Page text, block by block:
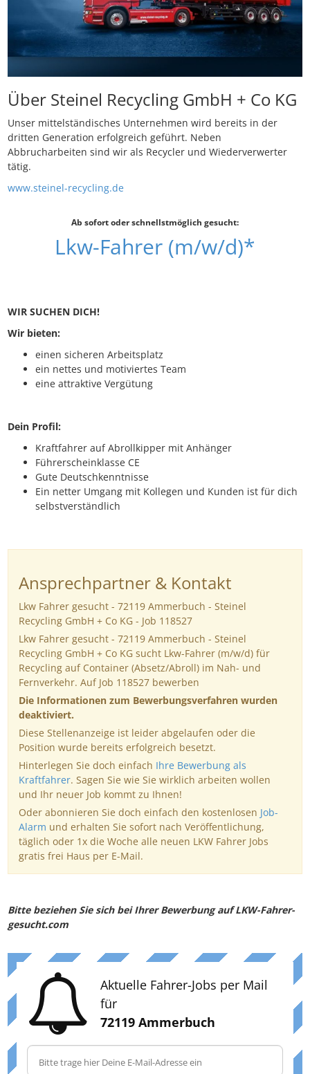
Über Steinel Recycling GmbH + Co KG
Unser mittelständisches Unternehmen wird bereits in der
dritten Generation erfolgreich geführt. Neben
Abbrucharbeiten sind wir als Recycler und Wiederverwerter
tätig.
www.steinel-recycling.de
Ab sofort oder schnellstmöglich gesucht:
Lkw-Fahrer (m/w/d)*
WIR SUCHEN DICH!
Wir bieten:
einen sicheren Arbeitsplatz
ein nettes und motiviertes Team
eine attraktive Vergütung
Dein Profil:
Kraftfahrer auf Abrollkipper mit Anhänger
Führerscheinklasse CE
Gute Deutschkenntnisse
Ein netter Umgang mit Kollegen und Kunden ist für dich
selbstverständlich
Ansprechpartner & Kontakt
Lkw Fahrer gesucht - 72119 Ammerbuch - Steinel
Recycling GmbH + Co KG - Job 118527
Lkw Fahrer gesucht - 72119 Ammerbuch - Steinel
Recycling GmbH + Co KG sucht Lkw-Fahrer (m/w/d) für
Recycling auf Container (Absetz/Abroll) im Nah- und
Fernverkehr. Auf Job 118527 bewerben
Die Informationen zum Bewerbungsverfahren wurden
deaktiviert.
Diese Stellenanzeige ist leider abgelaufen oder die
Position wurde bereits erfolgreich besetzt.
Hinterlegen Sie doch einfach Ihre Bewerbung als
Kraftfahrer. Sagen Sie wie Sie wirklich arbeiten wollen
und Ihr neuer Job kommt zu Ihnen!
Oder abonnieren Sie doch einfach den kostenlosen Job-
Alarm und erhalten Sie sofort nach Veröffentlichung,
täglich oder 1x die Woche alle neuen LKW Fahrer Jobs
gratis frei Haus per E-Mail.
Bitte beziehen Sie sich bei Ihrer Bewerbung auf LKW-Fahrer-
gesucht.com
Aktuelle Fahrer-Jobs per Mail
für
72119 Ammerbuch